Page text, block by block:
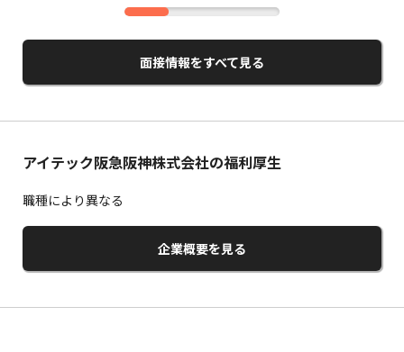
面接情報をすべて見る
アイテック阪急阪神株式会社の福利厚生
職種により異なる
企業概要を見る